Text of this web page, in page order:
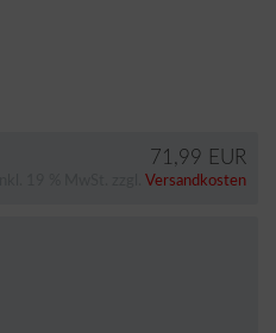
71,99 EUR
Versandkosten